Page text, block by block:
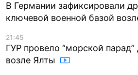
В Германии зафиксировали
ключевой военной базой
21:45
ГУР провело “морской
возле Ялты